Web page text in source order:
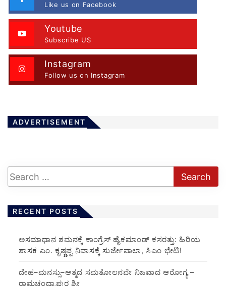
g
i
a
i
Like us on Facebook
Youtube
Subscribe US
Instagram
Follow us on Instagram
ADVERTISEMENT
RECENT POSTS
ಅಸಮಾಧಾನ ಶಮನಕ್ಕೆ ಕಾಂಗ್ರೆಸ್ ಹೈಕಮಾಂಡ್ ಕಸರತ್ತು: ಹಿರಿಯ
ಶಾಸಕ ಎಂ. ಕೃಷ್ಣಪ್ಪ ನಿವಾಸಕ್ಕೆ ಸುರ್ಜೇವಾಲಾ, ಸಿಎಂ ಭೇಟಿ!
ದೇಹ–ಮನಸ್ಸು–ಆತ್ಮದ ಸಮತೋಲನವೇ ನಿಜವಾದ ಆರೋಗ್ಯ –
ರಾಮಚಂದ್ರಾಪುರ ಶ್ರೀ